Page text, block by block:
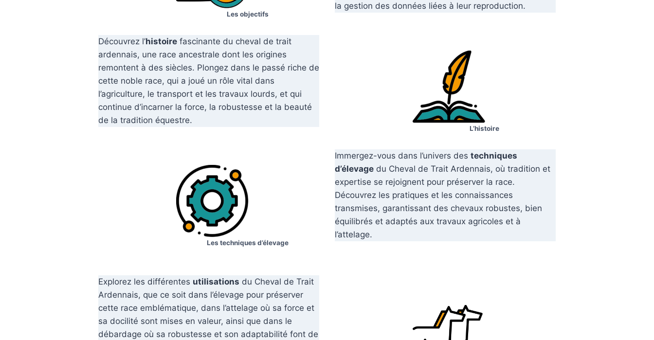
Les objectifs
la gestion des données liées à leur reproduction.
Découvrez l’histoire fascinante du cheval de trait
ardennais, une race ancestrale dont les origines
remontent à des siècles. Plongez dans le passé riche de
cette noble race, qui a joué un rôle vital dans
l’agriculture, le transport et les travaux lourds, et qui
continue d’incarner la force, la robustesse et la beauté
de la tradition équestre.
L’histoire
Les techniques d’élevage
Immergez-vous dans l’univers des techniques
d’élevage du Cheval de Trait Ardennais, où tradition et
expertise se rejoignent pour préserver la race.
Découvrez les pratiques et les connaissances
transmises, garantissant des chevaux robustes, bien
équilibrés et adaptés aux travaux agricoles et à
l’attelage.
Explorez les différentes utilisations du Cheval de Trait
Ardennais, que ce soit dans l’élevage pour préserver
cette race emblématique, dans l’attelage où sa force et
sa docilité sont mises en valeur, ainsi que dans le
débardage où sa robustesse et son adaptabilité font de